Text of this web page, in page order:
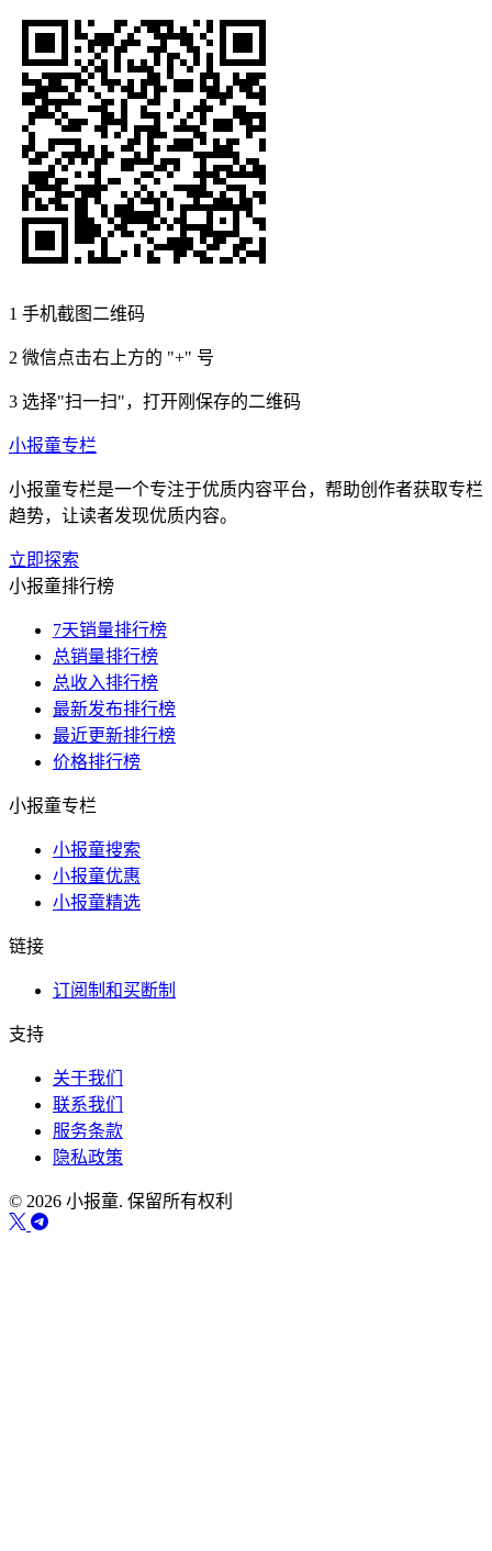
1 手机截图二维码
2 微信点击右上方的 "+" 号
3 选择"扫一扫"，打开刚保存的二维码
小报童专栏
小报童专栏是一个专注于优质内容平台，帮助创作者获取专栏
趋势，让读者发现优质内容。
立即探索
小报童排行榜
7天销量排行榜
总销量排行榜
总收入排行榜
最新发布排行榜
最近更新排行榜
价格排行榜
小报童专栏
小报童搜索
小报童优惠
小报童精选
链接
订阅制和买断制
支持
关于我们
联系我们
服务条款
隐私政策
© 2026 小报童. 保留所有权利